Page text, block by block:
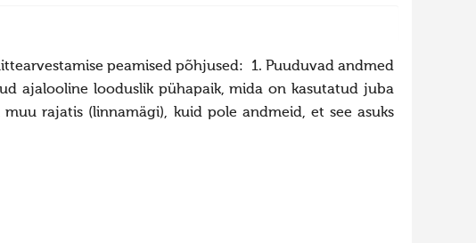
peamised põhjused: 1. Puuduvad andmed
ajalooline looduslik pühapaik, mida on kasutatud juba
rajatis (linnamägi), kuid pole andmeid, et see asuks